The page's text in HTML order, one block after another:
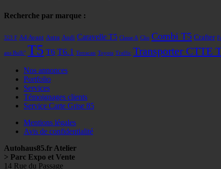
Recherche par marque :
323 F A4 Avant Astra Audi Caravelle T5 Classe A Clio Combi T5 Crafter
ans Bulli" T5 T6 T6.1 Terracan Toyota Traffic Transporter CTTE
Nos annonces
Portfolio
Services
Témoignages clients
Service Carte Grise 85
Mentions légales
Avis de confidentialité
Autohaus85.fr Atelier
> Parc Expo et Vente
14 Rue du Passage